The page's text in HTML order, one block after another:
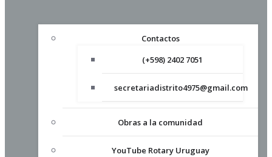
Contactos
(+598) 2402 7051
secretariadistrito4975@gmail.com
Obras a la comunidad
YouTube Rotary Uruguay